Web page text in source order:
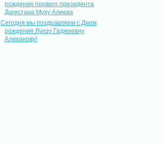
рождения первого президента
Дагестана Муху Алиева
Сегодня мы поздравляем с Днем
рождения Луизу Гаджиевну
Алиханову!